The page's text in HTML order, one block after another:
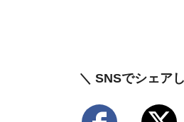
＼ SNSでシェア